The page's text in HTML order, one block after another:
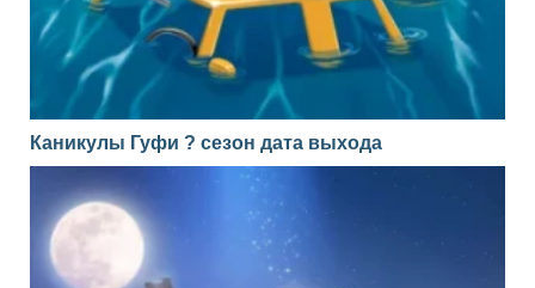
Каникулы Гуфи ? сезон дата выхода